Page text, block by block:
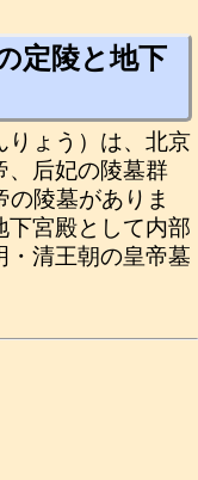
定陵と地下
りょう）は、北京
、后妃の陵墓群
の陵墓がありま
下宮殿として内部
・清王朝の皇帝墓